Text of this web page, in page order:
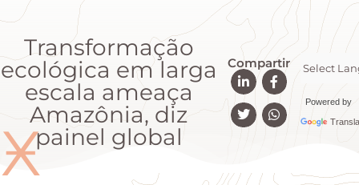
Transformação
ecológica em larga
escala ameaça
Amazônia, diz
painel global
Compartir
Powered by
Ӿ